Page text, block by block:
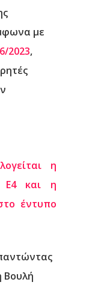
με
2023,
η
Ε4 και η
έντυπο
Βουλή